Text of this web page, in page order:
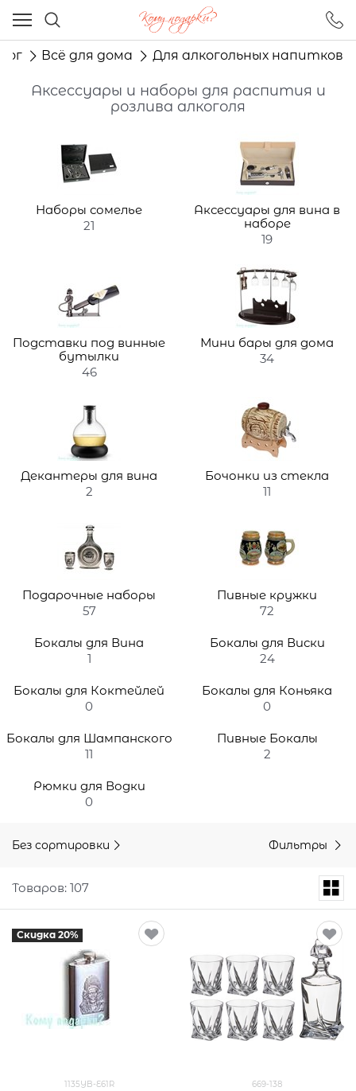
Всё для дома Для алкогольных напитков
Аксессуары и наборы для распития и
розлива алкоголя
Наборы сомелье
21
Аксессуары для вина в
наборе
19
Подставки под винные
бутылки
46
Мини бары для дома
34
Декантеры для вина
2
Бочонки из стекла
11
Подарочные наборы
57
Пивные кружки
72
Бокалы для Вина
1
Бокалы для Виски
24
Бокалы для Коктейлей
0
Бокалы для Коньяка
0
Бокалы для Шампанского
11
Пивные Бокалы
2
Рюмки для Водки
0
Без сортировки Фильтры
Товаров: 107
Скидка 20%
1135YB-E61R 669-138
Ваш город - Москва,
угадали?
ДА НЕТ